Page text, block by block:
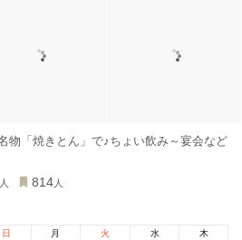
物「焼きとん」で♪ちょい飲み～宴会など
人 814 人
日 月 火 水 木